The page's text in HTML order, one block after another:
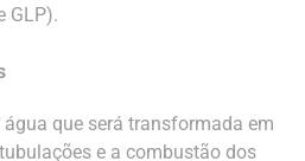
GLP).
água que será transformada em
e a combustão dos